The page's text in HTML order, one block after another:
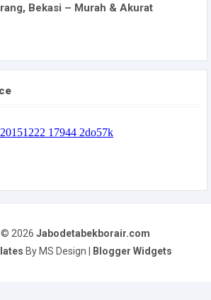
Bekasi – Murah & Akurat
© 2026 Jabodetabekborair.com
By MS Design | Blogger Widgets